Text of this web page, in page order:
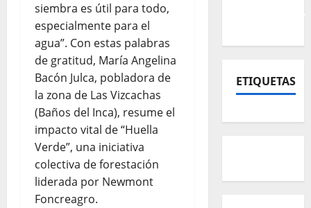
siembra es útil para todo,
especialmente para el
agua”. Con estas palabras
de gratitud, María Angelina
Bacón Julca, pobladora de
la zona de Las Vizcachas
(Baños del Inca), resume el
impacto vital de “Huella
Verde”, una iniciativa
colectiva de forestación
liderada por Newmont
Foncreagro.
ETIQUETAS